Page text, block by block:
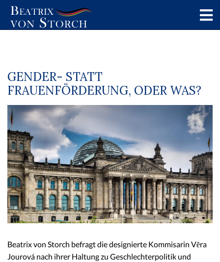
GENDER- STATT
FRAUENFÖRDERUNG, ODER WAS?
Beatrix von Storch befragt die designierte Kommisarin Vĕra
Jourová nach ihrer Haltung zu Geschlechterpolitik und